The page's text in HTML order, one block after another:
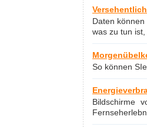
Daten
was zu tun
So können
Bildschirme